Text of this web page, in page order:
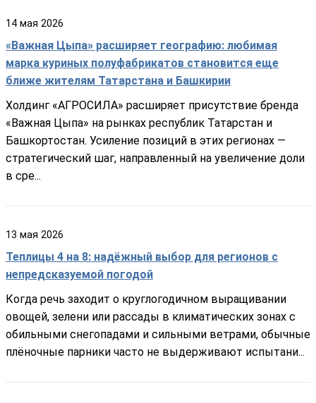
14 мая 2026
«Важная Цыпа» расширяет географию: любимая
марка куриных полуфабрикатов становится еще
ближе жителям Татарстана и Башкирии
Холдинг «АГРОСИЛА» расширяет присутствие бренда
«Важная Цыпа» на рынках республик Татарстан и
Башкортостан. Усиление позиций в этих регионах —
стратегический шаг, направленный на увеличение доли
в сре...
13 мая 2026
Теплицы 4 на 8: надёжный выбор для регионов с
непредсказуемой погодой
Когда речь заходит о круглогодичном выращивании
овощей, зелени или рассады в климатических зонах с
обильными снегопадами и сильными ветрами, обычные
плёночные парники часто не выдерживают испытани...